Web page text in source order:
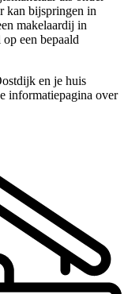
kan bijspringen in
makelaardij in
een bepaald
en je huis
informatiepagina over